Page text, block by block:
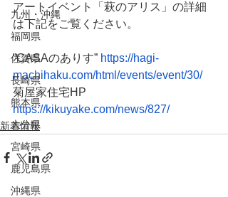
九州・沖縄
福岡県
佐賀県
長崎県
熊本県
大分県
宮崎県
鹿児島県
沖縄県
アートイベント「萩のアリス」の詳細
は下記をご覧ください。
”CASAのありす” https://hagi-
machihaku.com/html/events/event/30/
菊屋家住宅HP
https://kikuyake.com/news/827/
新着情報